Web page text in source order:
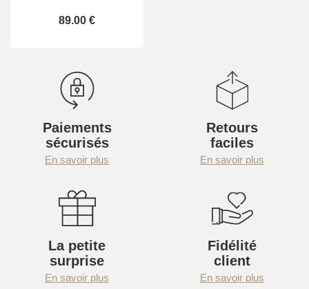
89.00 €
Paiements
sécurisés
En savoir plus
Retours
faciles
En savoir plus
La petite
surprise
En savoir plus
Fidélité
client
En savoir plus